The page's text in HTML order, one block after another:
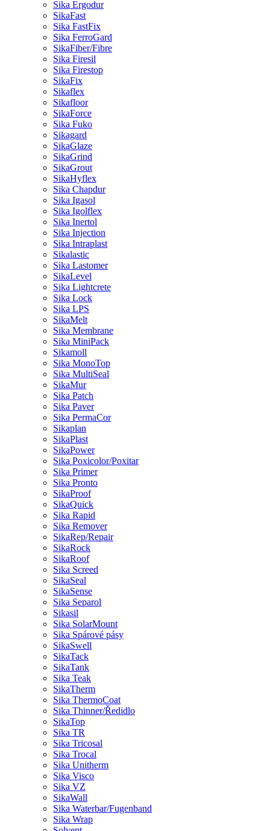
Sika Ergodur
SikaFast
Sika FastFix
Sika FerroGard
SikaFiber/Fibre
Sika Firesil
Sika Firestop
SikaFix
Sikaflex
Sikafloor
SikaForce
Sika Fuko
Sikagard
SikaGlaze
SikaGrind
SikaGrout
SikaHyflex
Sika Chapdur
Sika Igasol
Sika Igolflex
Sika Inertol
Sika Injection
Sika Intraplast
Sikalastic
Sika Lastomer
SikaLevel
Sika Lightcrete
Sika Lock
Sika LPS
SikaMelt
Sika Membrane
Sika MiniPack
Sikamoll
Sika MonoTop
Sika MultiSeal
SikaMur
Sika Patch
Sika Paver
Sika PermaCor
Sikaplan
SikaPlast
SikaPower
Sika Poxicolor/Poxitar
Sika Primer
Sika Pronto
SikaProof
SikaQuick
Sika Rapid
Sika Remover
SikaRep/Repair
SikaRock
SikaRoof
Sika Screed
SikaSeal
SikaSense
Sika Separol
Sikasil
Sika SolarMount
Sika Spárové pásy
SikaSwell
SikaTack
SikaTank
Sika Teak
SikaTherm
Sika ThermoCoat
Sika Thinner/Ředidlo
SikaTop
Sika TR
Sika Tricosal
Sika Trocal
Sika Unitherm
Sika Visco
Sika VZ
SikaWall
Sika Waterbar/Fugenband
Sika Wrap